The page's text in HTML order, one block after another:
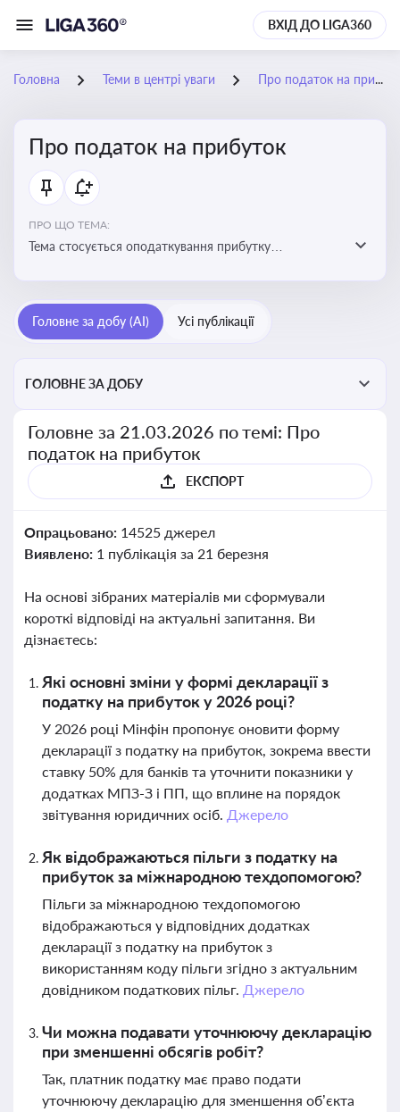
ВХІД ДО LIGA360
Головна Теми в центрі уваги Про податок на прибуток
Про податок на прибуток
ПРО ЩО ТЕМА:
Тема стосується оподаткування прибутку
звітність для бізнесу, бухгалтерів і юристів
Головне за добу (AI) Усі публікації
ГОЛОВНЕ ЗА ДОБУ
Головне за 21.03.2026 по темі: Про
податок на прибуток
ЕКСПОРТ
Опрацьовано: 14525 джерел
Виявлено: 1 публікація за 21 березня
На основі зібраних матеріалів ми сформували
короткі відповіді на актуальні запитання. Ви
дізнаєтесь:
Які основні зміни у формі декларації з
податку на прибуток у 2026 році?
У 2026 році Мінфін пропонує оновити форму
декларації з податку на прибуток, зокрема ввести
ставку 50% для банків та уточнити показники у
додатках МПЗ-З і ПП, що вплине на порядок
звітування юридичних осіб. Джерело
Як відображаються пільги з податку на
прибуток за міжнародною техдопомогою?
Пільги за міжнародною техдопомогою
відображаються у відповідних додатках
декларації з податку на прибуток з
використанням коду пільги згідно з актуальним
довідником податкових пільг. Джерело
Чи можна подавати уточнюючу декларацію
при зменшенні обсягів робіт?
Так, платник податку має право подати
уточнюючу декларацію для зменшення об’єкта